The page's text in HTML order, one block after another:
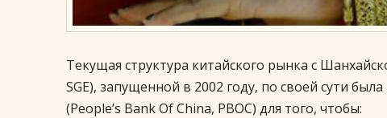
Текущая структура китайского рынка с
SGE), запущенной в 2002 году, по своей сути
(People’s Bank Of China, PBOC) для того, чтобы: